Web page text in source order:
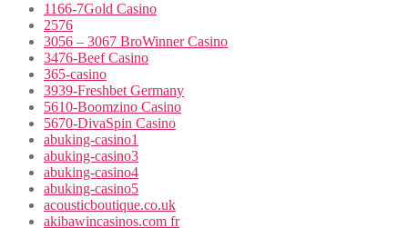
1166-7Gold Casino
2576
3056 – 3067 BroWinner Casino
3476-Beef Casino
365-casino
3939-Freshbet Germany
5610-Boomzino Casino
5670-DivaSpin Casino
abuking-casino1
abuking-casino3
abuking-casino4
abuking-casino5
acousticboutique.co.uk
akibawincasinos.com fr